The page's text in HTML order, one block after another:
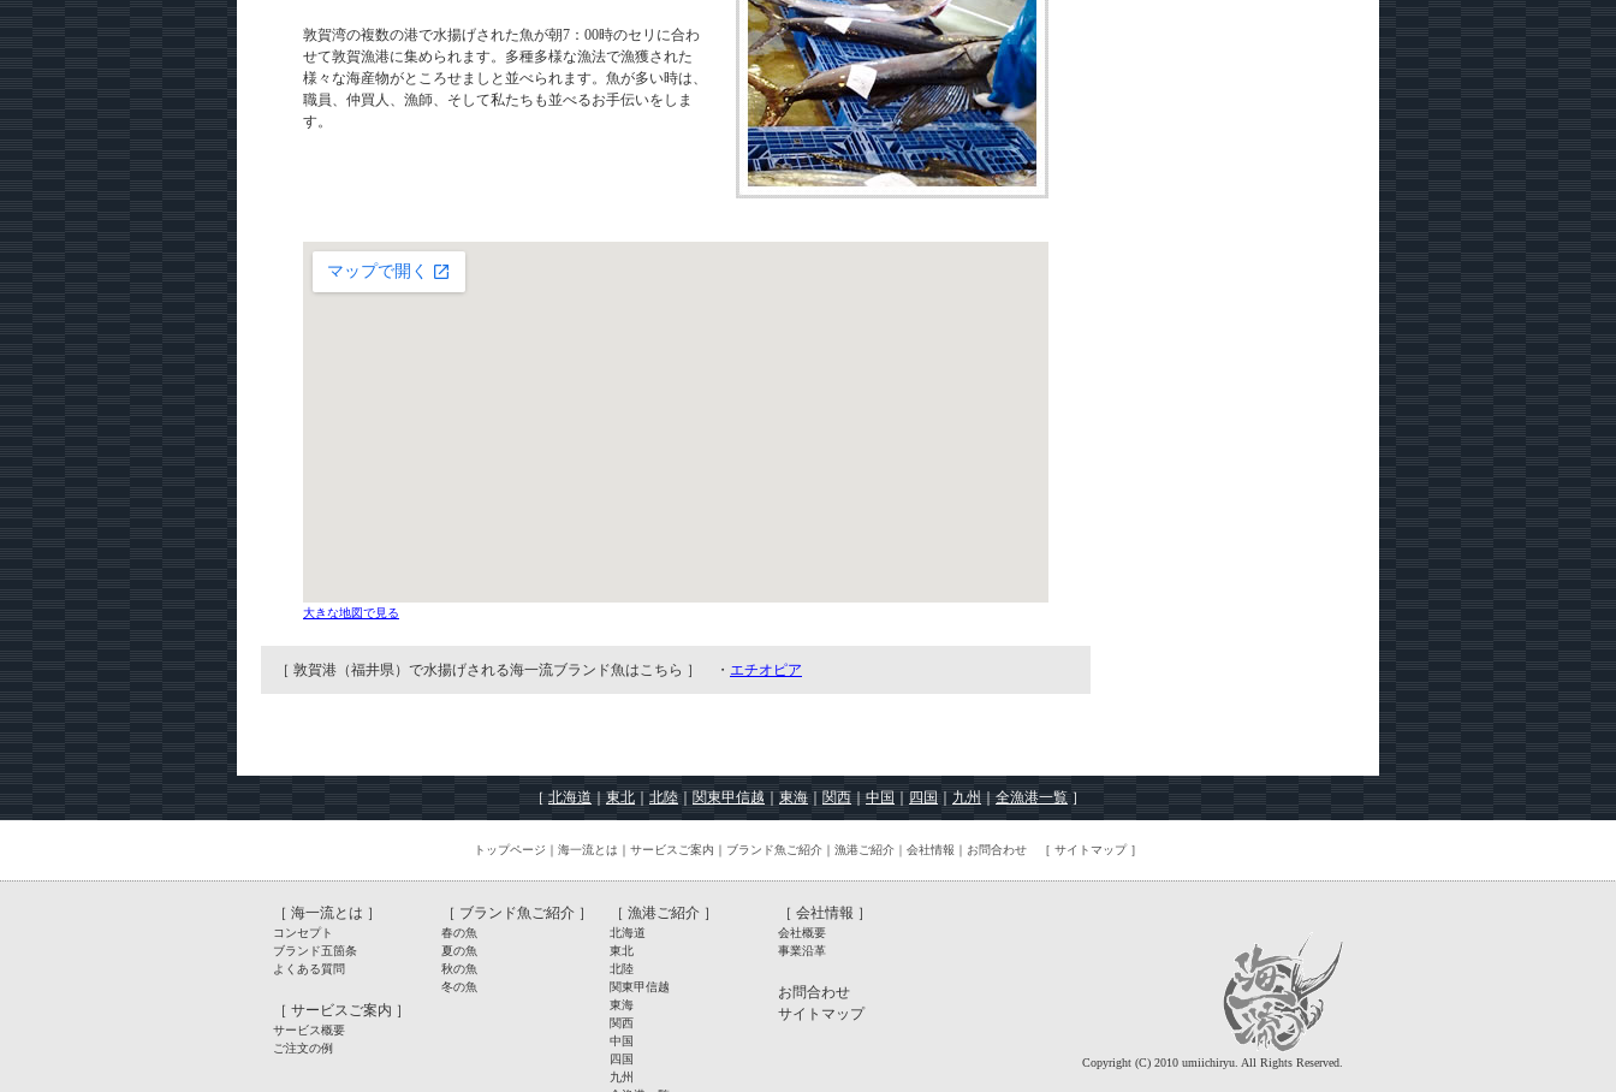
敦賀湾の複数の港で水揚げされた魚が朝7：00時のセリに合わ
せて敦賀漁港に集められます。多種多様な漁法で漁獲された
様々な海産物がところせましと並べられます。魚が多い時は、
職員、仲買人、漁師、そして私たちも並べるお手伝いをしま
す。
大きな地図で見る
［ 敦賀港（福井県）で水揚げされる海一流ブランド魚はこちら ］ ・ エチオピア
［ 北海道 東北 北陸 関東甲信越 東海 関西 中国 四国 九州 全漁港一覧 ］
トップページ ｜ 海一流とは ｜ サービスご案内 ｜ ブランド魚ご紹介 ｜ 漁港ご紹介｜ 会社情報 ｜ お問合わせ ［ サイトマップ］
Copyright (C) 2010 umiichiryu. All Rights Reserved.
［ 海一流とは ］
コンセプト
ブランド五箇条
よくある質問
［ サービスご案内 ］
サービス概要
ご注文の例
［ ブランド魚ご紹介 ］
春の魚
夏の魚
秋の魚
冬の魚
［ 漁港ご紹介 ］
北海道
東北
北陸
関東甲信越
東海
関西
中国
四国
九州
［ 会社情報 ］
会社概要
事業沿革
お問合わせ
サイトマップ